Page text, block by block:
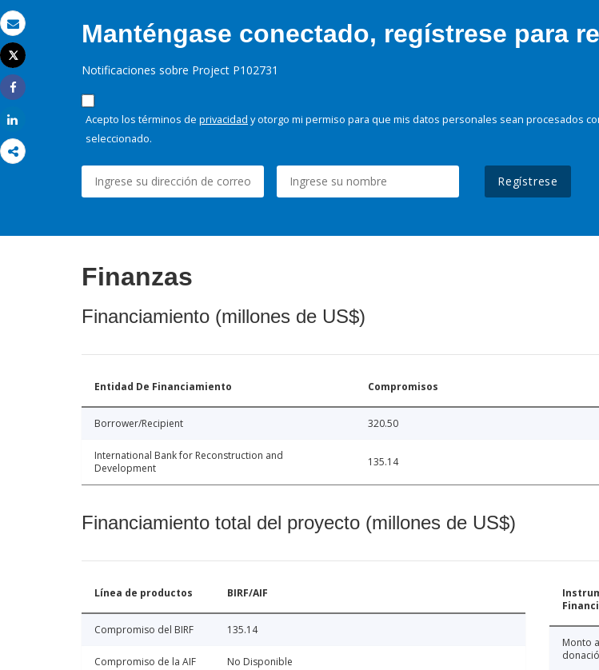
Correo electrónico
Imprimir
Tweet
Share
Manténgase conectado, regístrese para
Notificaciones sobre Project P102731
Acepto los términos de privacidad y otorgo mi permiso para que mis datos personales sean procesados
seleccionado.
Regístrese
Finanzas
Financiamiento (millones de US$)
Entidad De Financiamiento Compromisos
Borrower/Recipient 320.50
International Bank for Reconstruction and
Development
135.14
Financiamiento total del proyecto (millones de US$)
Línea de productos BIRF/AIF
Compromiso del BIRF 135.14
Compromiso de la AIF No Disponible
Monto